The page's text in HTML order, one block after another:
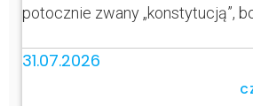
potocznie zwany „konstytucją”,
31.07.2026